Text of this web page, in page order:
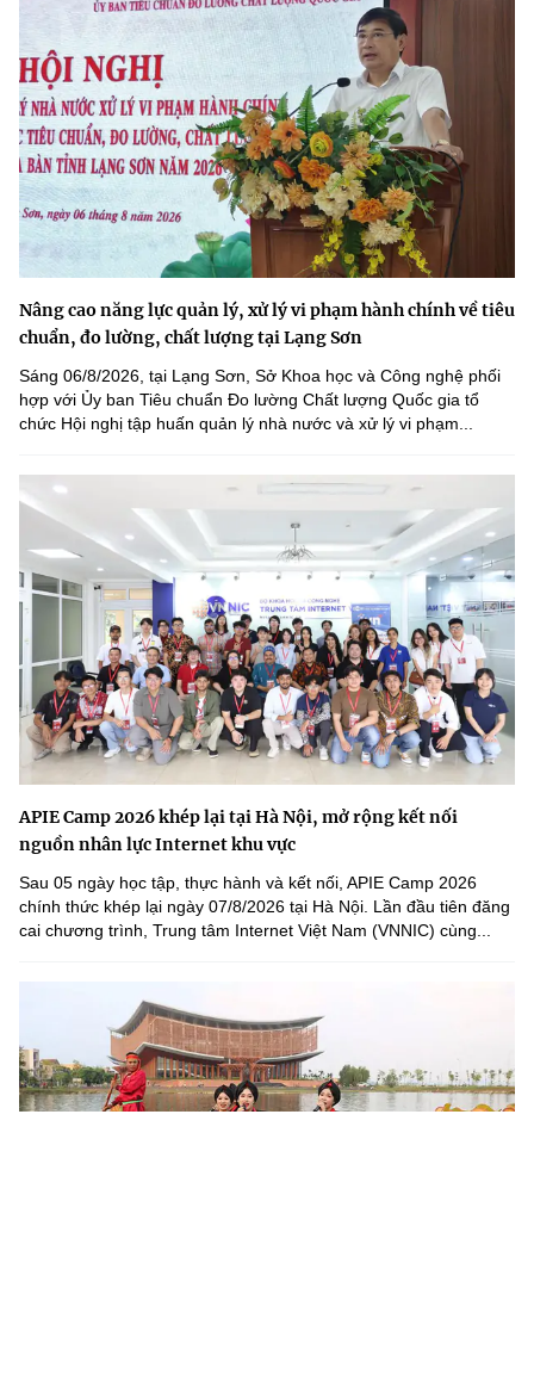
Nâng cao năng lực quản lý, xử lý vi phạm hành chính về tiêu
chuẩn, đo lường, chất lượng tại Lạng Sơn
Sáng 06/8/2026, tại Lạng Sơn, Sở Khoa học và Công nghệ phối
hợp với Ủy ban Tiêu chuẩn Đo lường Chất lượng Quốc gia tổ
chức Hội nghị tập huấn quản lý nhà nước và xử lý vi phạm...
APIE Camp 2026 khép lại tại Hà Nội, mở rộng kết nối
nguồn nhân lực Internet khu vực
Sau 05 ngày học tập, thực hành và kết nối, APIE Camp 2026
chính thức khép lại ngày 07/8/2026 tại Hà Nội. Lần đầu tiên đăng
cai chương trình, Trung tâm Internet Việt Nam (VNNIC) cùng...